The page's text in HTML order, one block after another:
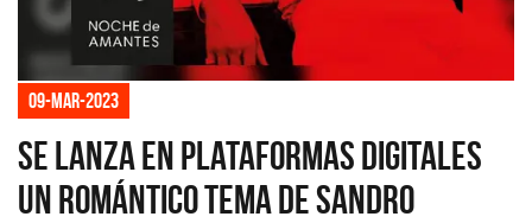
09-mar-2023
Se lanza en plataformas digitales
un romántico tema de Sandro